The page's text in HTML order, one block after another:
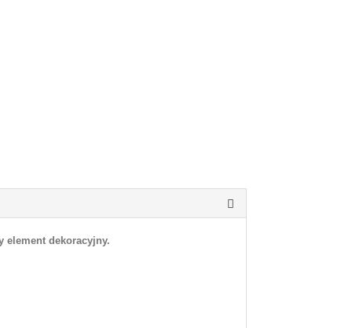
element dekoracyjny.